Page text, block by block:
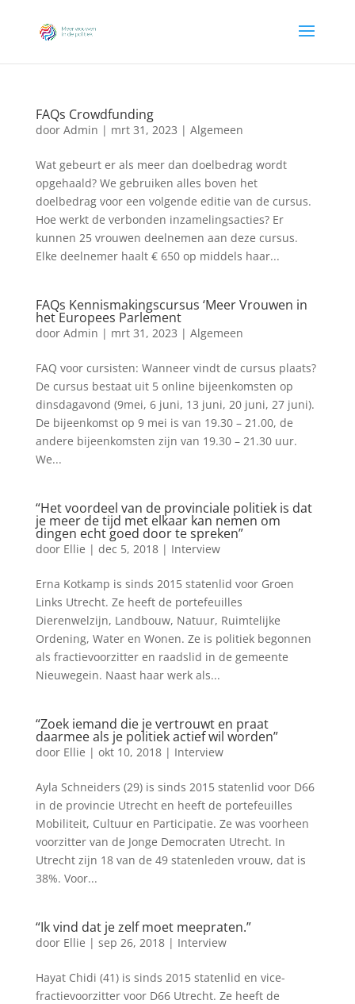
FAQs Crowdfunding
door Admin | mrt 31, 2023 | Algemeen
Wat gebeurt er als meer dan doelbedrag wordt
opgehaald? We gebruiken alles boven het
doelbedrag voor een volgende editie van de cursus.
Hoe werkt de verbonden inzamelingsacties? Er
kunnen 25 vrouwen deelnemen aan deze cursus.
Elke deelnemer haalt € 650 op middels haar...
FAQs Kennismakingscursus ‘Meer Vrouwen in
het Europees Parlement
door Admin | mrt 31, 2023 | Algemeen
FAQ voor cursisten: Wanneer vindt de cursus plaats?
De cursus bestaat uit 5 online bijeenkomsten op
dinsdagavond (9mei, 6 juni, 13 juni, 20 juni, 27 juni).
De bijeenkomst op 9 mei is van 19.30 – 21.00, de
andere bijeenkomsten zijn van 19.30 – 21.30 uur.
We...
“Het voordeel van de provinciale politiek is dat
je meer de tijd met elkaar kan nemen om
dingen echt goed door te spreken”
door Ellie | dec 5, 2018| Interview
Erna Kotkamp is sinds 2015 statenlid voor Groen
Links Utrecht. Ze heeft de portefeuilles
Dierenwelzijn, Landbouw, Natuur, Ruimtelijke
Ordening, Water en Wonen. Ze is politiek begonnen
als fractievoorzitter en raadslid in de gemeente
Nieuwegein. Naast haar werk als...
“Zoek iemand die je vertrouwt en praat
daarmee als je politiek actief wil worden”
door Ellie | okt 10, 2018| Interview
Ayla Schneiders (29) is sinds 2015 statenlid voor D66
in de provincie Utrecht en heeft de portefeuilles
Mobiliteit, Cultuur en Participatie. Ze was voorheen
voorzitter van de Jonge Democraten Utrecht. In
Utrecht zijn 18 van de 49 statenleden vrouw, dat is
38%. Voor...
“Ik vind dat je zelf moet meepraten.”
door Ellie | sep 26, 2018| Interview
Hayat Chidi (41) is sinds 2015 statenlid en vice-
fractievoorzitter voor D66 Utrecht. Ze heeft de